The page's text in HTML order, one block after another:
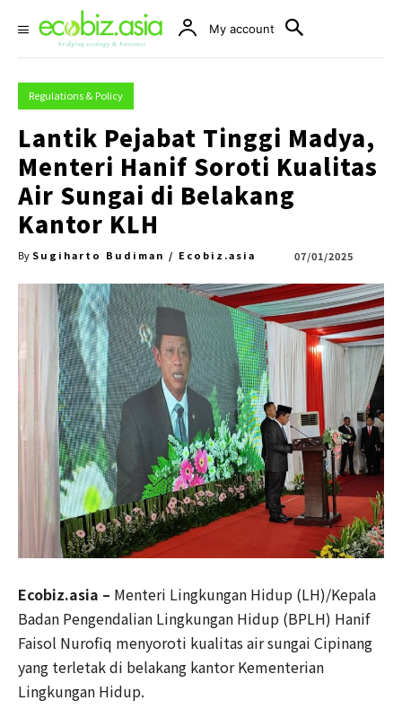
My account
Regulations & Policy
Lantik Pejabat Tinggi Madya,
Menteri Hanif Soroti Kualitas
Air Sungai di Belakang
Kantor KLH
By Sugiharto Budiman / Ecobiz.asia 07/01/2025
Ecobiz.asia – Menteri Lingkungan Hidup (LH)/Kepala
Badan Pengendalian Lingkungan Hidup (BPLH) Hanif
Faisol Nurofiq menyoroti kualitas air sungai Cipinang
yang terletak di belakang kantor Kementerian
Lingkungan Hidup.